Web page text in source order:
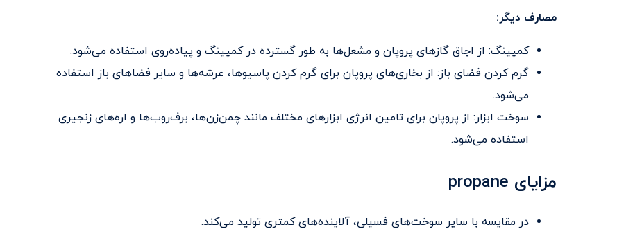
مصارف دیگر:
کمپینگ: از اجاق گازهای پروپان و مشعل‌ها به طور گسترده در کمپینگ و پیاده‌روی استفاده می‌شود.
گرم کردن فضای باز: از بخاری‌های پروپان برای گرم کردن پاسیوها، عرشه‌ها و سایر فضاهای باز استفاده
می‌شود.
سوخت ابزار: از پروپان برای تامین انرژی ابزارهای مختلف مانند چمن‌زن‌ها، برف‌روب‌ها و اره‌های زنجیری
استفاده می‌شود.
مزایای propane
در مقایسه با سایر سوخت‌های فسیلی، آلاینده‌های کمتری تولید می‌کند.